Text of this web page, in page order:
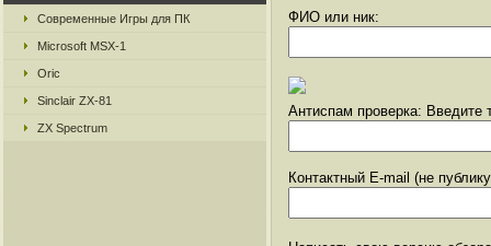
Современные Игры для ПК
Microsoft MSX-1
Oric
Sinclair ZX-81
ZX Spectrum
ФИО или ник:
Антиспам проверка: Введите
Контактный E-mail (не